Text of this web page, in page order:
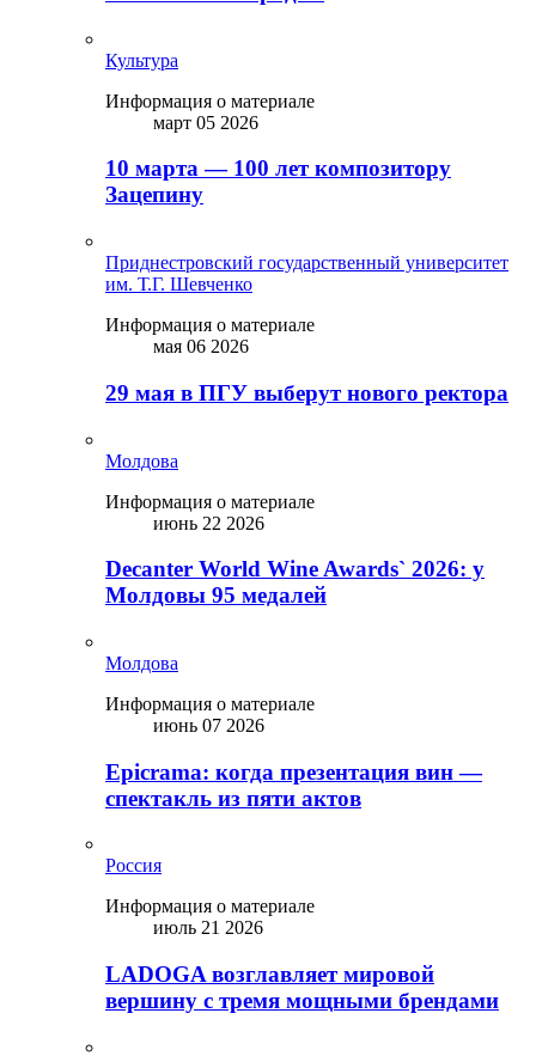
Культура
Информация о материале
март 05 2026
10 марта — 100 лет композитору
Зацепину
Приднестровский государственный университет
им. Т.Г. Шевченко
Информация о материале
мая 06 2026
29 мая в ПГУ выберут нового ректора
Молдова
Информация о материале
июнь 22 2026
Decanter World Wine Awards` 2026: у
Молдовы 95 медалей
Молдова
Информация о материале
июнь 07 2026
Epicrama: когда презентация вин —
спектакль из пяти актов
Россия
Информация о материале
июль 21 2026
LADOGA возглавляет мировой
вершину с тремя мощными брендами